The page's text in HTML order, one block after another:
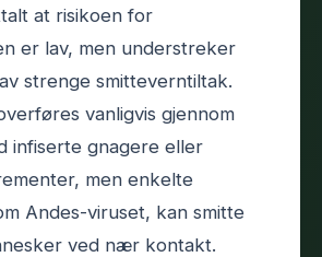
at risikoen for
er lav, men understreker
strenge smitteverntiltak.
vanligvis gjennom
infiserte gnagere eller
men enkelte
Andes-viruset, kan smitte
ved nær kontakt.